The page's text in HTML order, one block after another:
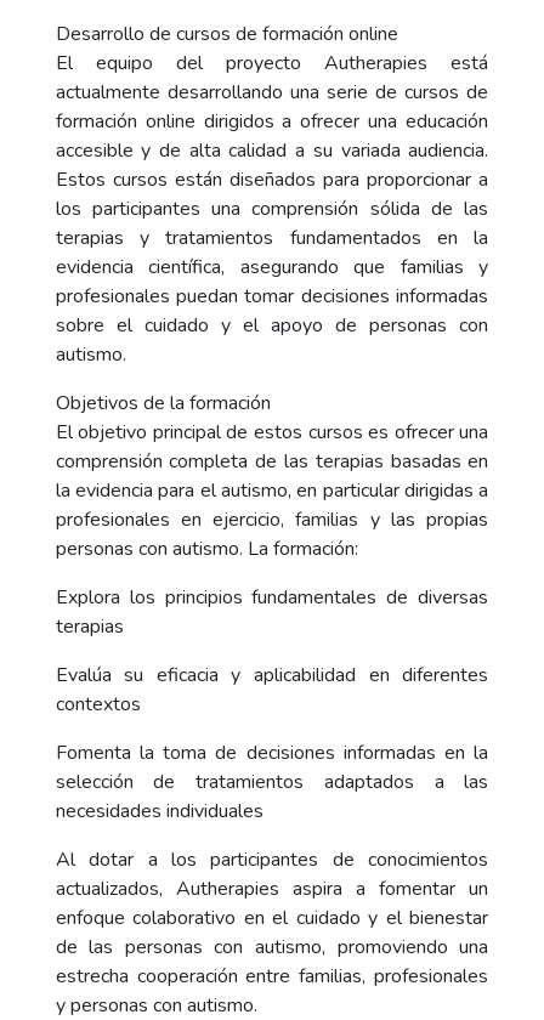
Desarrollo de cursos de formación online
El equipo del proyecto Autherapies está
actualmente desarrollando una serie de cursos de
formación online dirigidos a ofrecer una educación
accesible y de alta calidad a su variada audiencia.
Estos cursos están diseñados para proporcionar a
los participantes una comprensión sólida de las
terapias y tratamientos fundamentados en la
evidencia científica, asegurando que familias y
profesionales puedan tomar decisiones informadas
sobre el cuidado y el apoyo de personas con
autismo.
Objetivos de la formación
El objetivo principal de estos cursos es ofrecer una
comprensión completa de las terapias basadas en
la evidencia para el autismo, en particular dirigidas a
profesionales en ejercicio, familias y las propias
personas con autismo. La formación:
Explora los principios fundamentales de diversas
terapias
Evalúa su eficacia y aplicabilidad en diferentes
contextos
Fomenta la toma de decisiones informadas en la
selección de tratamientos adaptados a las
necesidades individuales
Al dotar a los participantes de conocimientos
actualizados, Autherapies aspira a fomentar un
enfoque colaborativo en el cuidado y el bienestar
de las personas con autismo, promoviendo una
estrecha cooperación entre familias, profesionales
y personas con autismo.